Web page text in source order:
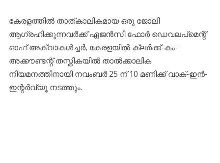
കേരളത്തിൽ താത്കാലികമായ ഒരു ജോലി
ആഗ്രഹിക്കുന്നവർക്ക് ഏജൻസി ഫോർ ഡെവലപ്മെന്റ്
ഓഫ് അക്വാകൾച്ചർ, കേരളയിൽ ക്ലർക്ക്-കം-
അക്കൗണ്ടന്റ് തസ്തികയിൽ താൽക്കാലിക
നിയമനത്തിനായി നവംബർ 25 ന് 10 മണിക്ക് വാക്-ഇൻ-
ഇന്റർവ്യൂ നടത്തും.